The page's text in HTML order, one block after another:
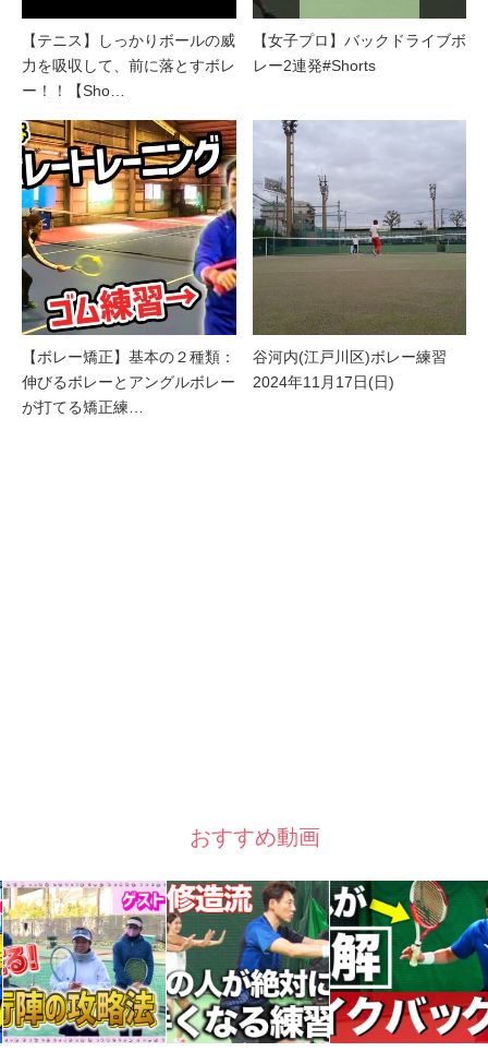
【テニス】しっかりボールの威
力を吸収して、前に落とすボレ
ー！！【Sho…
【女子プロ】バックドライブボ
レー2連発#Shorts
【ボレー矯正】基本の２種類：
伸びるボレーとアングルボレー
が打てる矯正練…
谷河内(江戸川区)ボレー練習
2024年11月17日(日)
おすすめ動画